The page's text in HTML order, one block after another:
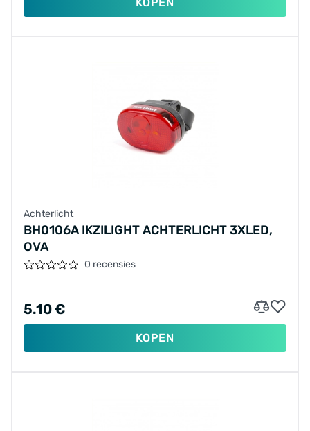
Achterlicht
BH0106A IKZILIGHT ACHTERLICHT 3XLED,
OVA
0 recensies
5.10 €
KOPEN